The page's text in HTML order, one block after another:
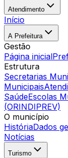
Atendimento
Início
A Prefeitura
Gestão
Página inicial
Estrutura
Secretarias
Municipais
SaúdeEscolas
(ORINDIPREV)
O município
HistóriaDados
Notícias
Turismo